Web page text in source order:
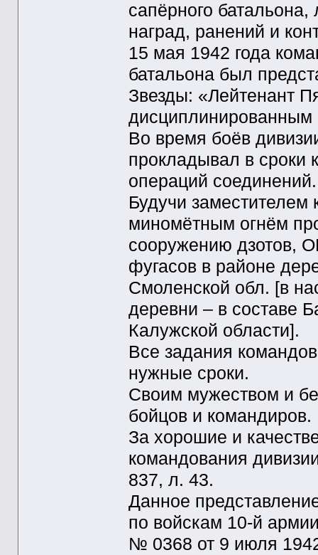
сапёрного
наград, ранений и
15 мая 1942 года
батальона был
Звезды: «Лейтенант
Во время боёв
прокладывал в сроки
операций соединений.
Будучи
миномётным огнём
сооружению дзотов,
фугасов в районе
Смоленской обл. [в
деревни – в составе
Калужской области].
Все задания
нужные сроки.
Своим мужеством и
бойцов и командиров.
За хорошие и
командования
837, л. 43.
Данное
по войскам 10-й
№ 0368 от 9 июля